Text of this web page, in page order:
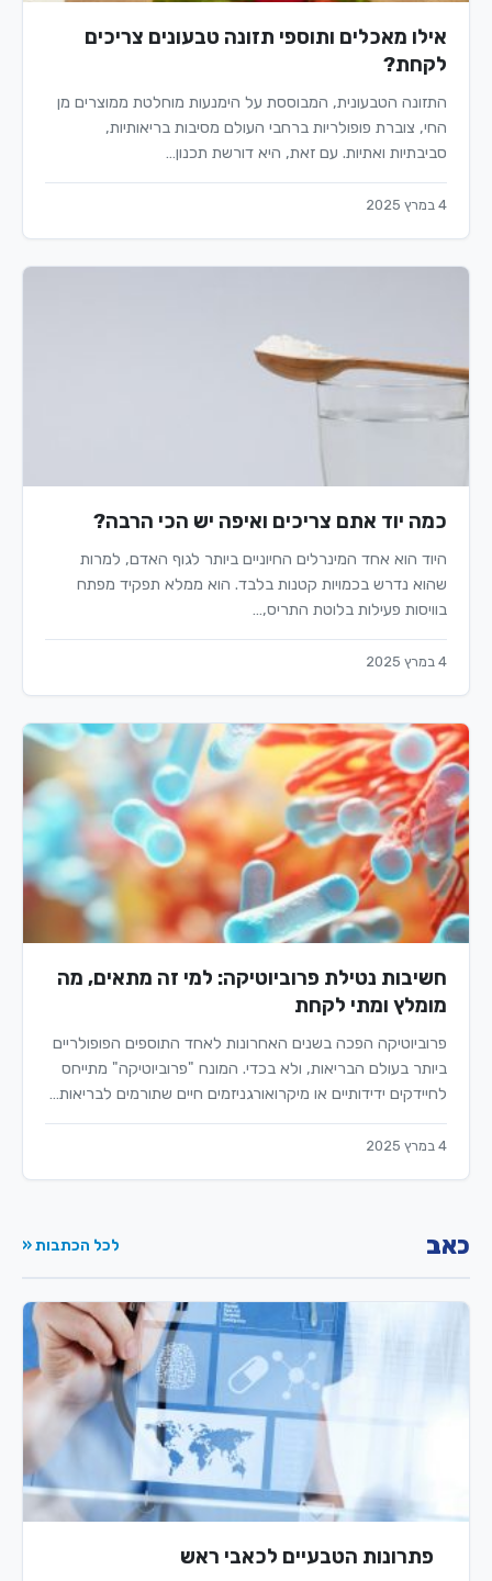
אילו מאכלים ותוספי תזונה טבעונים צריכים
לקחת?
התזונה הטבעונית, המבוססת על הימנעות מוחלטת ממוצרים מן
החי, צוברת פופולריות ברחבי העולם מסיבות בריאותיות,
סביבתיות ואתיות. עם זאת, היא דורשת תכנון…
4 במרץ 2025
כמה יוד אתם צריכים ואיפה יש הכי הרבה?
היוד הוא אחד המינרלים החיוניים ביותר לגוף האדם, למרות
שהוא נדרש בכמויות קטנות בלבד. הוא ממלא תפקיד מפתח
בוויסות פעילות בלוטת התריס,…
4 במרץ 2025
חשיבות נטילת פרוביוטיקה: למי זה מתאים, מה
מומלץ ומתי לקחת
פרוביוטיקה הפכה בשנים האחרונות לאחד התוספים הפופולריים
ביותר בעולם הבריאות, ולא בכדי. המונח "פרוביוטיקה" מתייחס
לחיידקים ידידותיים או מיקרואורגניזמים חיים שתורמים לבריאות…
4 במרץ 2025
כאב לכל הכתבות «
פתרונות הטבעיים לכאבי ראש